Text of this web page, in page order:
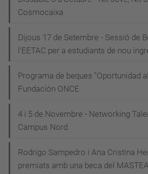
Cosmocaixa
Dijous 17 de Setembre - Sessió de
l'EETAC per a estudiants de nou
Programa de beques "Oportunidad
Fundación ONCE
4 i 5 de Novembre - Networking
Campus Nord
Rodrigo Sampedro i Ana Cristina
premiats amb una beca del